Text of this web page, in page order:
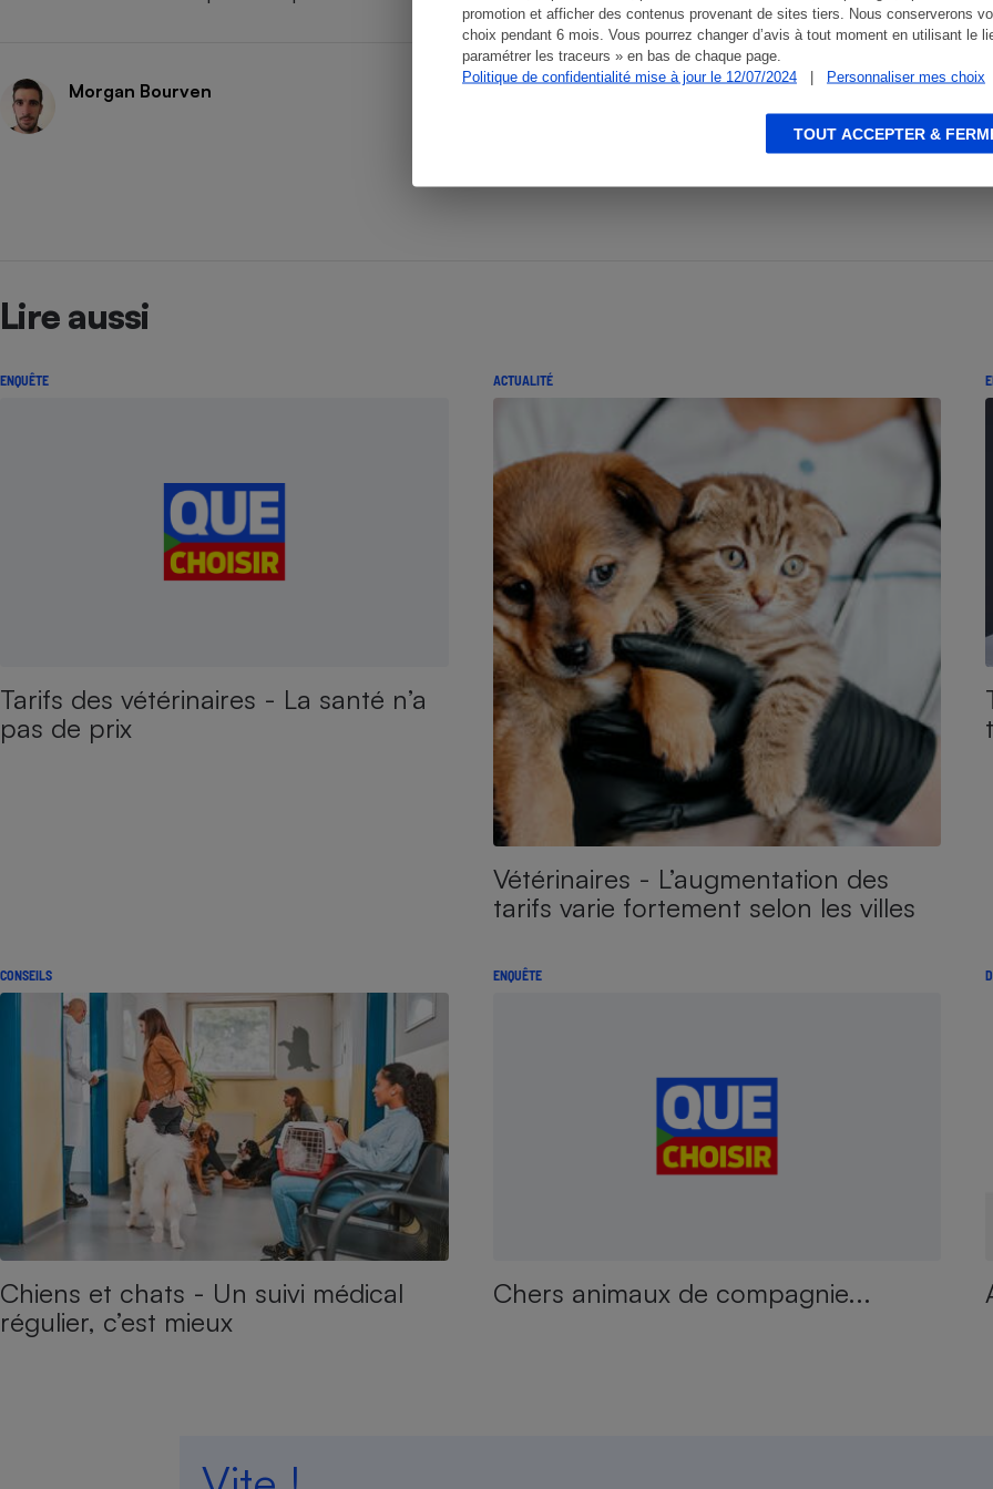
promotion et afficher des contenus provenant de sites tiers. Nous conserverons
choix pendant 6 mois. Vous pourrez changer d’avis à tout moment en utilisant le
paramétrer les traceurs » en bas de chaque page.
Politique de confidentialité mise à jour le 12/07/2024
| Personnaliser mes choix
TOUT ACCEPTER &
Morgan Bourven
Lire aussi
ENQUÊTE
Tarifs des vétérinaires - La santé n’a
pas de prix
ACTUALITÉ
Vétérinaires - L’augmentation des
tarifs varie fortement selon les villes
CONSEILS
Chiens et chats - Un suivi médical
régulier, c’est mieux
ENQUÊTE
Chers animaux de compagnie...